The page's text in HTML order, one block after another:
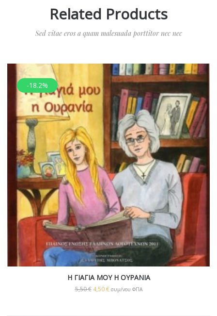
Related Products
Sed vitae eros a quam malesuada porttitor nec nec
-18.2%
Η ΓΙΑΓΙΑ ΜΟΥ Η ΟΥΡΑΝΙΑ
5,50€ 4,50€ συμ/νου ΦΠΑ